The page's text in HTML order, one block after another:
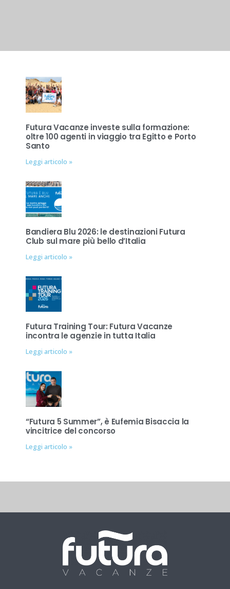
Futura Vacanze investe sulla formazione:
oltre 100 agenti in viaggio tra Egitto e Porto
Santo
Leggi articolo »
Bandiera Blu 2026: le destinazioni Futura
Club sul mare più bello d’Italia
Leggi articolo »
Futura Training Tour: Futura Vacanze
incontra le agenzie in tutta Italia
Leggi articolo »
“Futura 5 Summer”, è Eufemia Bisaccia la
vincitrice del concorso
Leggi articolo »